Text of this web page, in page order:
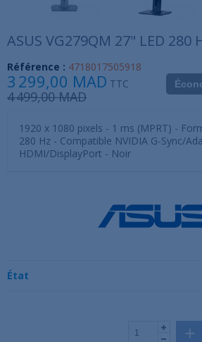
ASUS VG279QM 27" LED 280
Référence : 4718017505918
3 299,00 MAD TTC
4 499,00 MAD
1920 x 1080 pixels - 1 ms (MPRT) -
280 Hz - Compatible NVIDIA G-Sync/
HDMI/DisplayPort - Noir
État